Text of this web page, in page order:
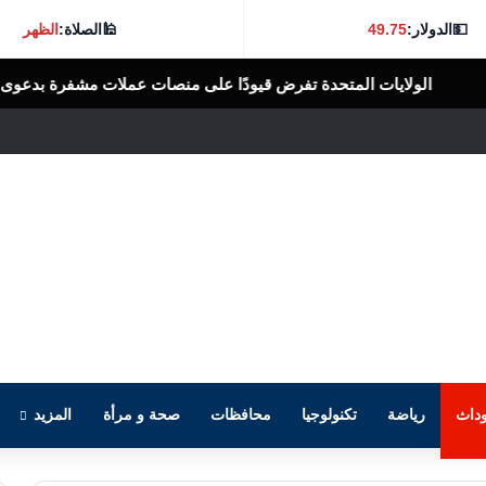
💵الدولار:49.75
🕌الصلاة:الظهر
تفرض قيودًا على منصات عملات مشفرة بدعوى دعم جهات إيرانية
رياضة تكنولوجيا محافظات صحة و مرأة المزيد